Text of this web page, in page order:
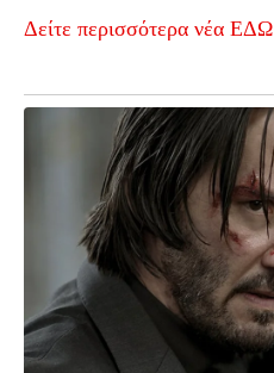
Δείτε περισσότερα νέα ΕΔΩ